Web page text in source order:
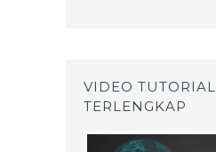
VIDEO TUTORIAL
TERLENGKAP